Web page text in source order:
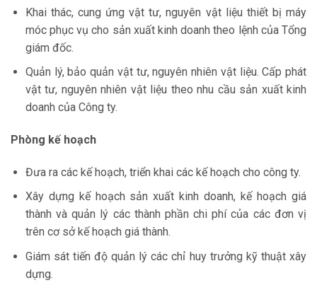
Khai thác, cung ứng vật tư, nguyên vật liệu thiết bị máy
móc phục vụ cho sản xuất kinh doanh theo lệnh của Tổng
giám đốc.
Quản lý, bảo quản vật tư, nguyên nhiên vật liệu. Cấp phát
vật tư, nguyên nhiên vật liệu theo nhu cầu sản xuất kinh
doanh của Công ty.
Phòng kế hoạch
Đưa ra các kế hoạch, triển khai các kế hoạch cho công ty.
Xây dựng kế hoạch sản xuất kinh doanh, kế hoạch giá
thành và quản lý các thành phần chi phí của các đơn vị
trên cơ sở kế hoạch giá thành.
Giám sát tiến độ quản lý các chỉ huy trưởng kỹ thuật xây
dựng.